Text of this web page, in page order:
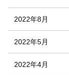
2022年8月
2022年5月
2022年4月